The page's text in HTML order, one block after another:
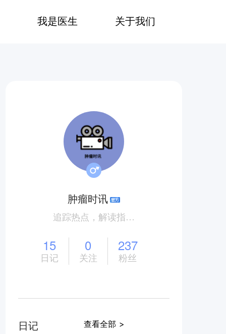
我是医生 关于我们
肿瘤时讯
追踪热点，解读指南，顺便带你涨点儿知识！
15
日记
0
关注
237
粉丝
日记 查看全部 >